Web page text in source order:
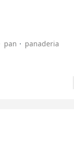
pan panaderia